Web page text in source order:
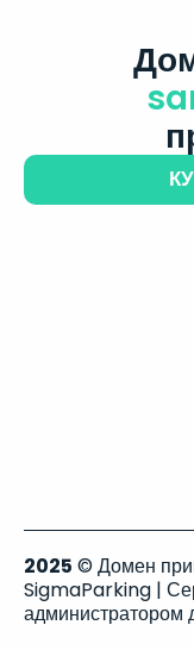
2025 © Домен
SigmaParking |